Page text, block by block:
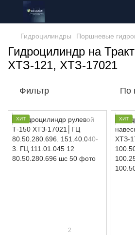
Гидроцилиндры Поршневые
Гидроцилиндр на
ХТЗ-121, ХТЗ-17021
Фильтр По
ХИТ
2
ХИТ